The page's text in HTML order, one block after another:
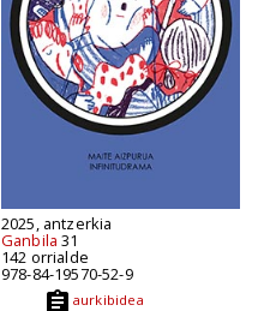
2025, antzerkia
Ganbila 31
142 orrialde
978-84-19570-52-9
aurkibidea